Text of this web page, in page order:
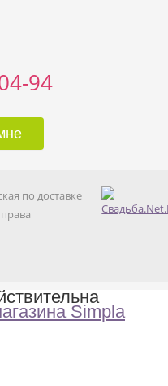
94
по доставке
Simpla